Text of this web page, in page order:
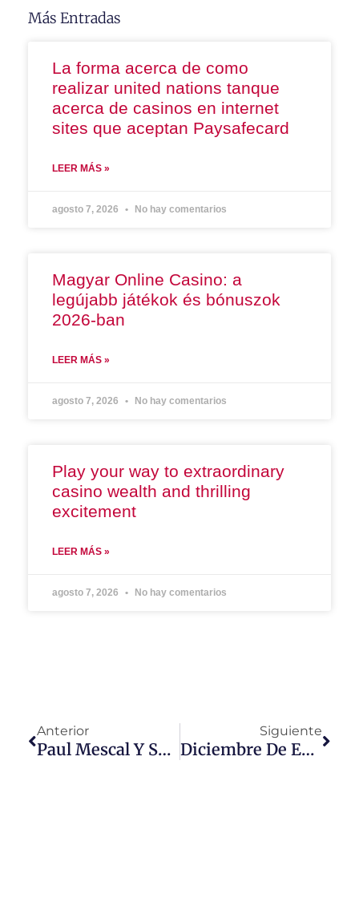
Más Entradas
La forma acerca de como
realizar united nations tanque
acerca de casinos en internet
sites que aceptan Paysafecard
LEER MÁS »
agosto 7, 2026 No hay comentarios
Magyar Online Casino: a
legújabb játékok és bónuszok
2026-ban
LEER MÁS »
agosto 7, 2026 No hay comentarios
Play your way to extraordinary
casino wealth and thrilling
excitement
LEER MÁS »
agosto 7, 2026 No hay comentarios
Anterior
Paul Mescal Y Shaboozey En La Temporada 50 De SNL
Siguiente
Diciembre De Estrenos En Universal+: Suspenso Y Magia